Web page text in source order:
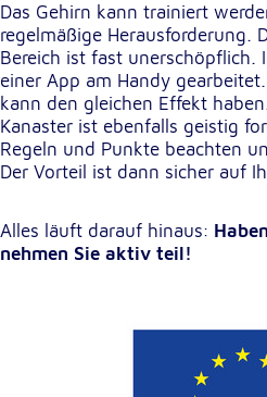
Das Gehirn kann trainiert
regelmäßige Herausforderung.
Bereich ist fast unerschöpflich.
einer App am Handy
kann den gleichen Effekt
Kanaster ist ebenfalls geistig
Regeln und Punkte beachten
Der Vorteil ist dann sicher auf
Alles läuft darauf hinaus:
nehmen Sie aktiv teil!